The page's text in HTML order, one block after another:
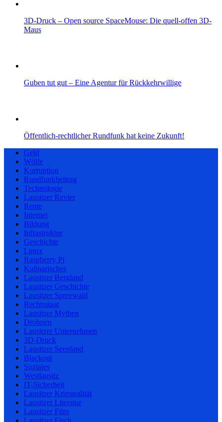
3D-Druck – Open source SpaceMouse: Die quell-offen 3D-
Maus
Guben tut gut – Eine Agentur für Rückkehrwillige
Öffentlich-rechtlicher Rundfunk hat keine Zukunft!
Geld
Wölfe
Korruption
Rundfunkbeitrag
Technologie
Lausitzer Revier
Rente
Internet
Bildung
Infrastruktur
Geschichte
Linux
Raspberry Pi
Kulinarisches
Lausitzer Bergland
Lausitzer Geschichte
Lausitzer Spreewald
Rechtsstaat
Lausitzer Mythen
Drohnen
Lausitzer Unternehmen
3D-Druck
Lausitzer Seenland
Blackout
Soziales
Westlausitz
IT-Sicherheit
Lausitzer Kriminalität
Lausitzer Literatur
Lausitzer Film
Lausitzer Fisch